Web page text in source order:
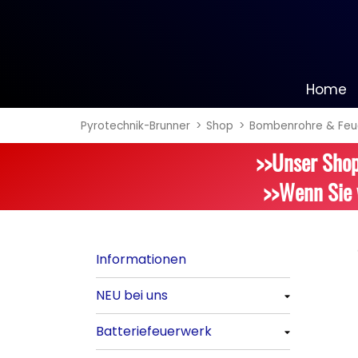
Home
Alle anzeigen
Alle anzeigen
Pyrotechnik-Brunner Shop Bombenrohre &
>>Unser
>>Wenn
Informationen
NEU bei uns
Alle anzeigen
Batteriefeuerwerk